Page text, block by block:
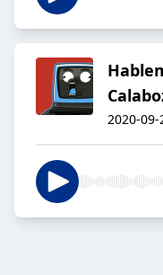
2020-09-